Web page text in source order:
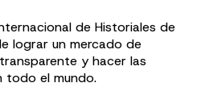
de Historiales de
lograr un mercado de
y hacer las
todo el mundo.